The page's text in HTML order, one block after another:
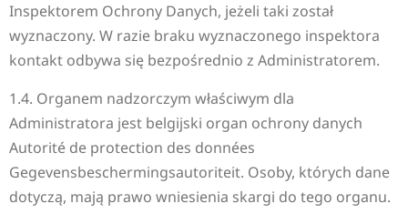
Inspektorem Ochrony Danych, jeżeli taki został
wyznaczony. W razie braku wyznaczonego inspektora
kontakt odbywa się bezpośrednio z Administratorem.
1.4. Organem nadzorczym właściwym dla
Administratora jest belgijski organ ochrony danych
Autorité de protection des données
Gegevensbeschermingsautoriteit. Osoby, których dane
dotyczą, mają prawo wniesienia skargi do tego organu.